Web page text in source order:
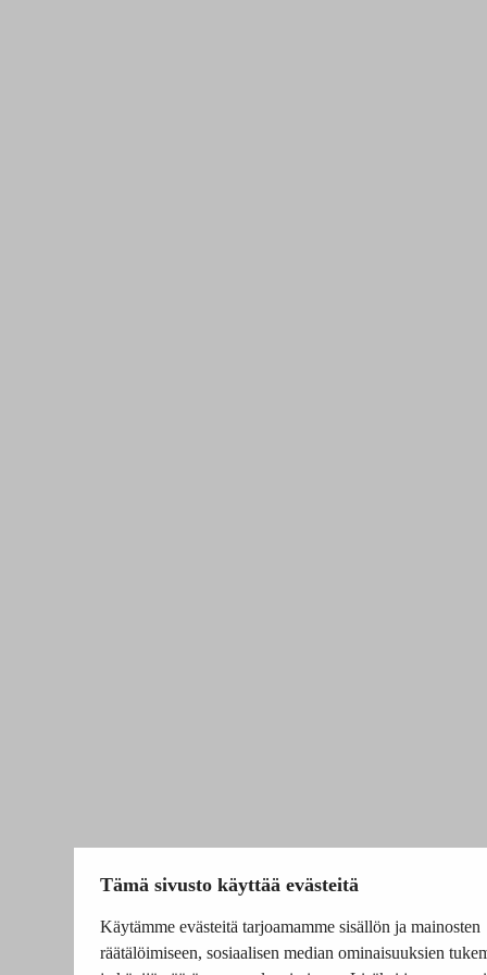
Tämä sivusto käyttää evästeitä
Käytämme evästeitä tarjoamamme sisällön ja mainosten
räätälöimiseen, sosiaalisen median ominaisuuksien